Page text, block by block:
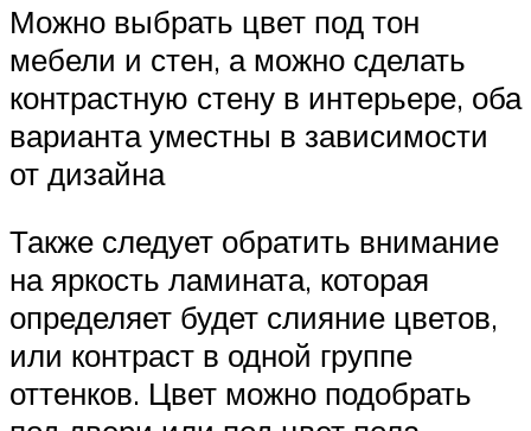
Можно выбрать цвет под тон
мебели и стен, а можно сделать
контрастную стену в интерьере, оба
варианта уместны в зависимости
от дизайна
Также следует обратить внимание
на яркость ламината, которая
определяет будет слияние цветов,
или контраст в одной группе
оттенков. Цвет можно подобрать